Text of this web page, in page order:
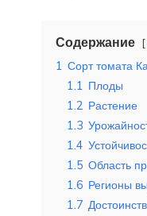
Содержание
1 Сорт томата
1.1 Плоды
1.2 Растение
1.3
1.4
1.5 Область
1.6 Регионы
1.7